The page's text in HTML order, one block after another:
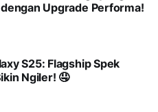
Upgrade Performa!
S25: Flagship Spek
Ngiler! 🤤